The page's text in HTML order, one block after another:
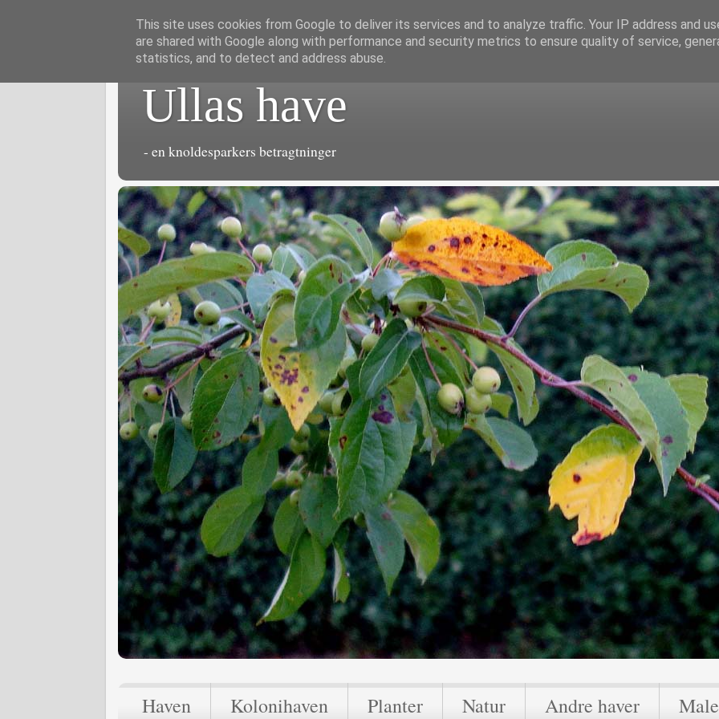
Ullas have
- en knoldesparkers betragtninger
Haven Kolonihaven Planter Natur Andre haver
This site uses cookies from Google to deliver its services and to analyze traffic. Your IP address and
are shared with Google along with performance and security metrics to ensure quality of service,
statistics, and to detect and address abuse.